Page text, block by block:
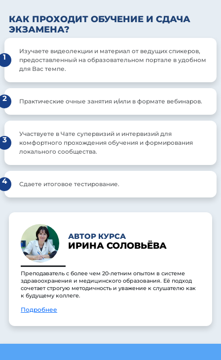
КАК ПРОХОДИТ ОБУЧЕНИЕ И СДАЧА
ЭКЗАМЕНА?
1
Изучаете видеолекции и материал от ведущих спикеров,
предоставленный на образовательном портале в удобном
для Вас темпе.
2 Практические очные занятия и/или в формате вебинаров.
3
Участвуете в Чате супервизий и интервизий для
комфортного прохождения обучения и формирования
локального сообщества.
4 Сдаете итоговое тестирование.
АВТОР КУРСА
ИРИНА СОЛОВЬЁВА
Преподаватель с более чем 20-летним опытом в системе
здравоохранения и медицинского образования. Её подход
сочетает строгую методичность и уважение к слушателю как
к будущему коллеге.
Подробнее